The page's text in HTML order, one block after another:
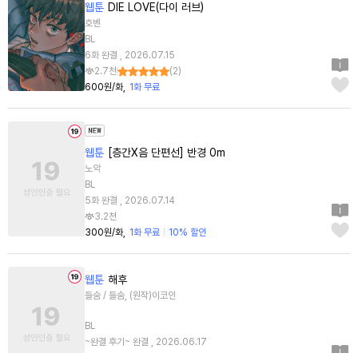
웹툰 DIE LOVE(다이 러브)
호벤
BL
6화 완결 , 2026.07.15
2.7천
(2)
600원/화
1화 무료
웹툰 [층간X음 단편선] 반경 0m
노악
BL
5화 완결 , 2026.07.14
3.2천
300원/화
1화 무료 10% 할인
웹툰 해후
들숨 / 들숨, (원작)이코인
BL
~완결 후기~ 완결 , 2026.06.17